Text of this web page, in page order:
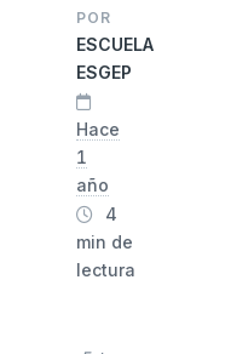
POR
ESCUELA
ESGEP
Hace
1
año
4
min de
lectura